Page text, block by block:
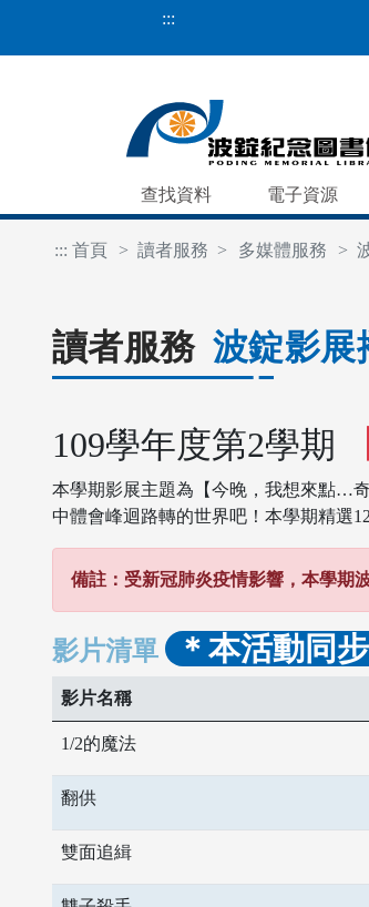
:::
查找資料 電子資源
::: 首頁 讀者服務 多媒體服務
讀者服務 波錠影展
109學年度第2學期
本學期影展主題為【今晚，我想來點…
中體會峰迴路轉的世界吧！本學期精選
備註：受新冠肺炎疫情影響，本學期
影片清單 ＊本活動同
影片名稱
1/2的魔法
翻供
雙面追緝